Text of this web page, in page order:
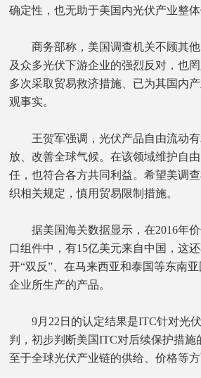
确定性，也无助于美国内光伏产业整体
商务部称，美国调查机关不顾其他
及众多光伏下游企业的强烈反对，也
多次采取贸易救济措施、已为其国内
观事实。
王贺军强调，光伏产品自由流动有
放、改善全球气候。在该领域维护自
任，也符合各方共同利益。希望美调
织相关规定，慎用贸易限制措施。
据美国海关数据显示，在2016年价
口组件中，有15亿美元来自中国，这
开“双反”、在马来西亚和泰国等东南
企业所生产的产品。
9月22日的认定结果是ITC针对光伏
判，初步判断美国ITC对后续保护措施
至于全球光伏产业链的供给、价格等方